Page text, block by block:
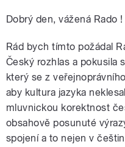
Dobrý den, vážená Rado !
Rád bych tímto požádal
Český rozhlas a pokusila
který se z
aby kultura jazyka
mluvnickou korektnost
obsahově posunuté
spojení a to nejen v